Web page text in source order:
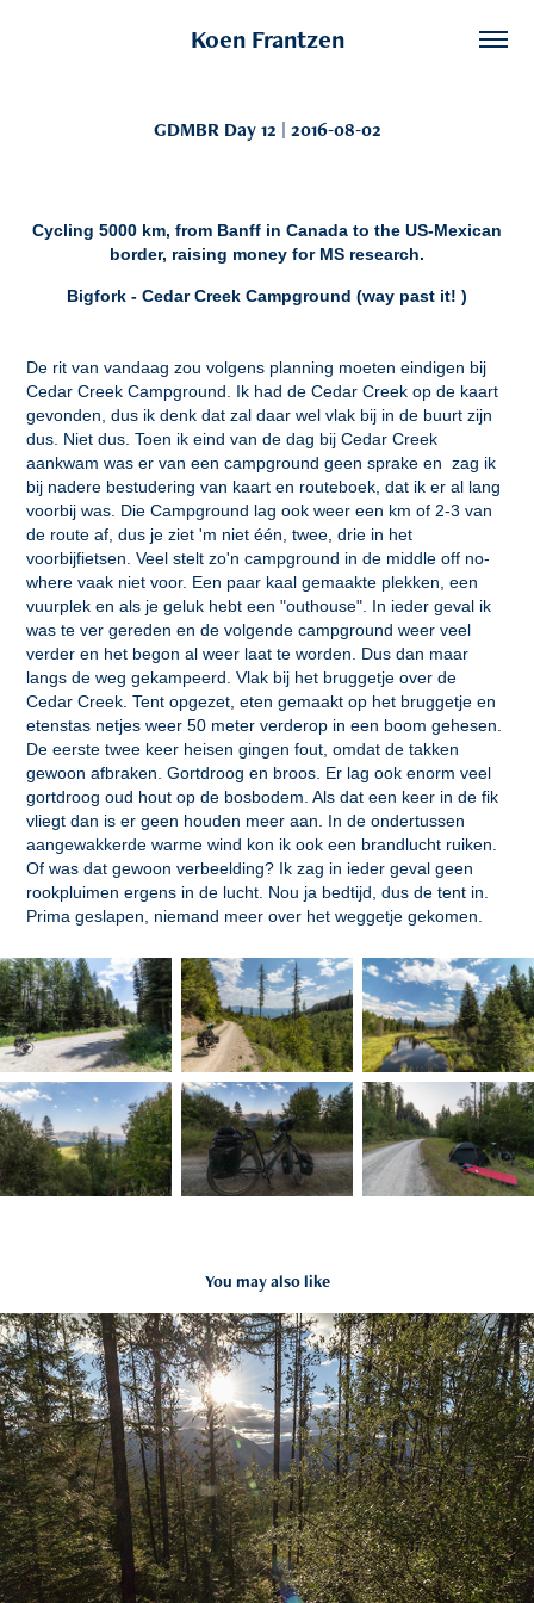
Koen Frantzen
GDMBR Day 12 | 2016-08-02
Cycling 5000 km, from Banff in Canada to the US-Mexican
border, raising money for MS research.
Bigfork - Cedar Creek Campground (way past it! )
De rit van vandaag zou volgens planning moeten eindigen bij
Cedar Creek Campground. Ik had de Cedar Creek op de kaart
gevonden, dus ik denk dat zal daar wel vlak bij in de buurt zijn
dus. Niet dus. Toen ik eind van de dag bij Cedar Creek
aankwam was er van een campground geen sprake en zag ik
bij nadere bestudering van kaart en routeboek, dat ik er al lang
voorbij was. Die Campground lag ook weer een km of 2-3 van
de route af, dus je ziet 'm niet één, twee, drie in het
voorbijfietsen. Veel stelt zo'n campground in de middle off no-
where vaak niet voor. Een paar kaal gemaakte plekken, een
vuurplek en als je geluk hebt een "outhouse". In ieder geval ik
was te ver gereden en de volgende campground weer veel
verder en het begon al weer laat te worden. Dus dan maar
langs de weg gekampeerd. Vlak bij het bruggetje over de
Cedar Creek. Tent opgezet, eten gemaakt op het bruggetje en
etenstas netjes weer 50 meter verderop in een boom gehesen.
De eerste twee keer heisen gingen fout, omdat de takken
gewoon afbraken. Gortdroog en broos. Er lag ook enorm veel
gortdroog oud hout op de bosbodem. Als dat een keer in de fik
vliegt dan is er geen houden meer aan. In de ondertussen
aangewakkerde warme wind kon ik ook een brandlucht ruiken.
Of was dat gewoon verbeelding? Ik zag in ieder geval geen
rookpluimen ergens in de lucht. Nou ja bedtijd, dus de tent in.
Prima geslapen, niemand meer over het weggetje gekomen.
You may also like
GDMBR Day 13 | 2016-08-03
2019